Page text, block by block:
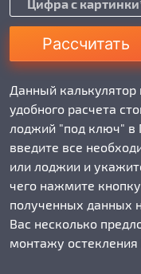
Рассчитать
Данный калькулятор
удобного расчета
лоджий "под ключ" в
введите все
или лоджии и
чего нажмите
полученных данных
Вас несколько
монтажу